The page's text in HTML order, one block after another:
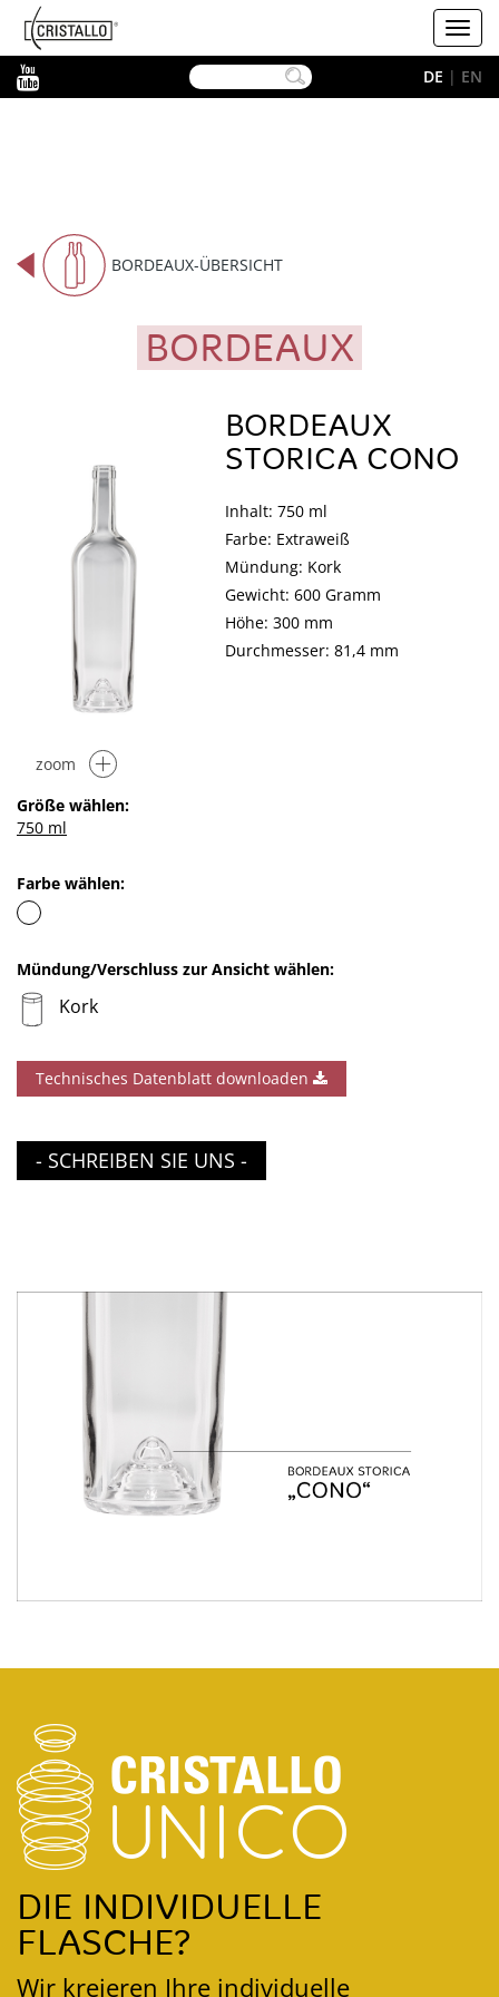
Cristallo
DE | EN
BORDEAUX-ÜBERSICHT
BORDEAUX
zoom
BORDEAUX
STORICA CONO
Inhalt: 750 ml
Farbe: Extraweiß
Mündung: Kork
Gewicht: 600 Gramm
Höhe: 300 mm
Durchmesser: 81,4 mm
Größe wählen:
750 ml
Farbe wählen:
Mündung/Verschluss zur Ansicht wählen:
Kork
Technisches Datenblatt downloaden
- SCHREIBEN SIE UNS -
DIE INDIVIDUELLE
FLASCHE?
Wir kreieren Ihre individuelle